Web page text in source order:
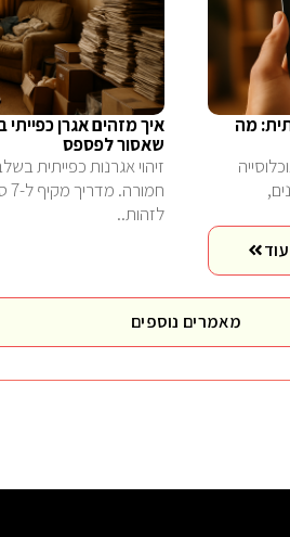
מה
לבריאות הנפש, 2-5% מהאוכלוסייה
שאסור לפספס
זיהוי אגרנות כפייתית
לזהות..
מאמרים נוספים